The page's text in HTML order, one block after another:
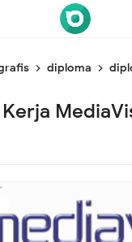
/* ganti br end */
diploma